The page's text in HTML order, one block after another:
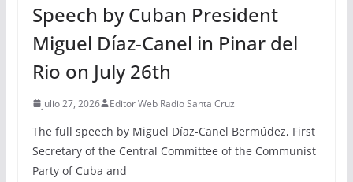
Speech by Cuban President
Miguel Díaz-Canel in Pinar del
Rio on July 26th
julio 27, 2026 Editor Web Radio Santa Cruz
The full speech by Miguel Díaz-Canel Bermúdez, First
Secretary of the Central Committee of the Communist
Party of Cuba and